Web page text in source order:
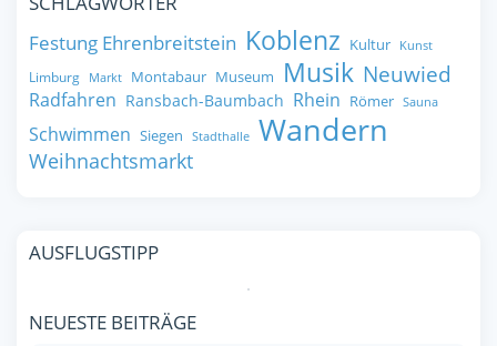
Festung Ehrenbreitstein Koblenz Kultur Kunst
Limburg Markt Montabaur Museum Musik Neuwied
Radfahren Ransbach-Baumbach Rhein Römer Sauna
Schwimmen Siegen Stadthalle Wandern
Weihnachtsmarkt
AUSFLUGSTIPP
NEUESTE BEITRÄGE